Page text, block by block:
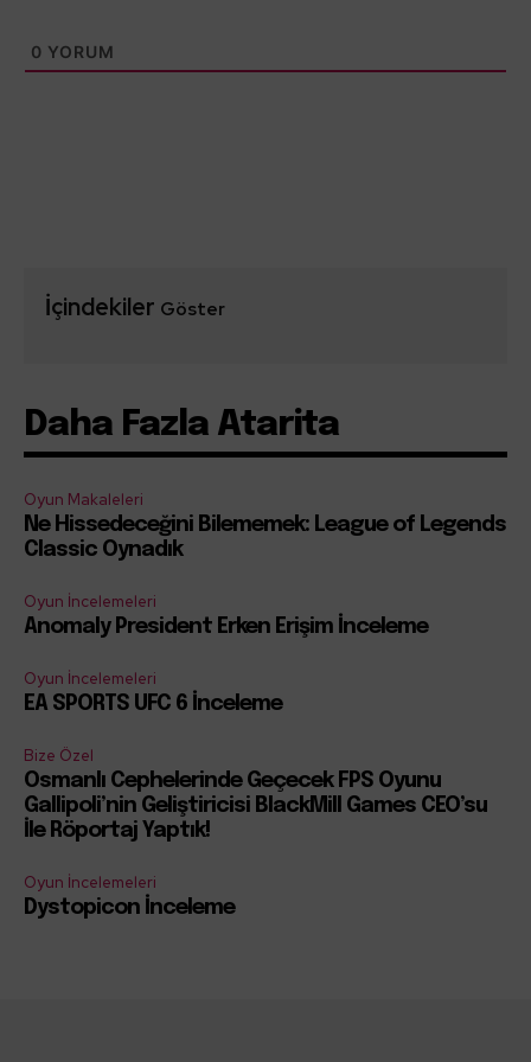
0 YORUM
İçindekiler Göster
Daha Fazla Atarita
Oyun Makaleleri
Ne Hissedeceğini Bilememek: League of Legends
Classic Oynadık
Oyun İncelemeleri
Anomaly President Erken Erişim İnceleme
Oyun İncelemeleri
EA SPORTS UFC 6 İnceleme
Bize Özel
Osmanlı Cephelerinde Geçecek FPS Oyunu
Gallipoli’nin Geliştiricisi BlackMill Games CEO’su
İle Röportaj Yaptık!
Oyun İncelemeleri
Dystopicon İnceleme